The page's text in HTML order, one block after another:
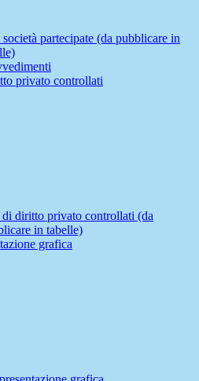
partecipate (da pubblicare in
privato controllati
diritto privato controllati (da
in tabelle)
grafica